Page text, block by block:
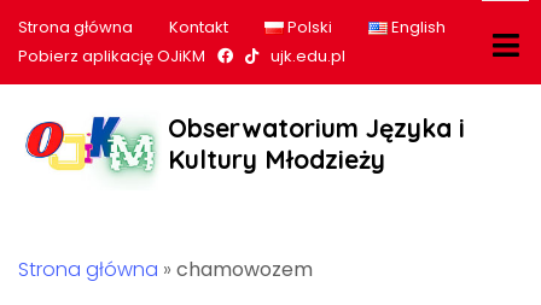
Strona główna Kontakt Polski
English
Pobierz aplikację OJiKM
Nasz profil na Facebook
Nasz profil na tiktok
ujk.edu.pl
Obserwatorium Języka i
Kultury Młodzieży
Strona główna » chamowozem